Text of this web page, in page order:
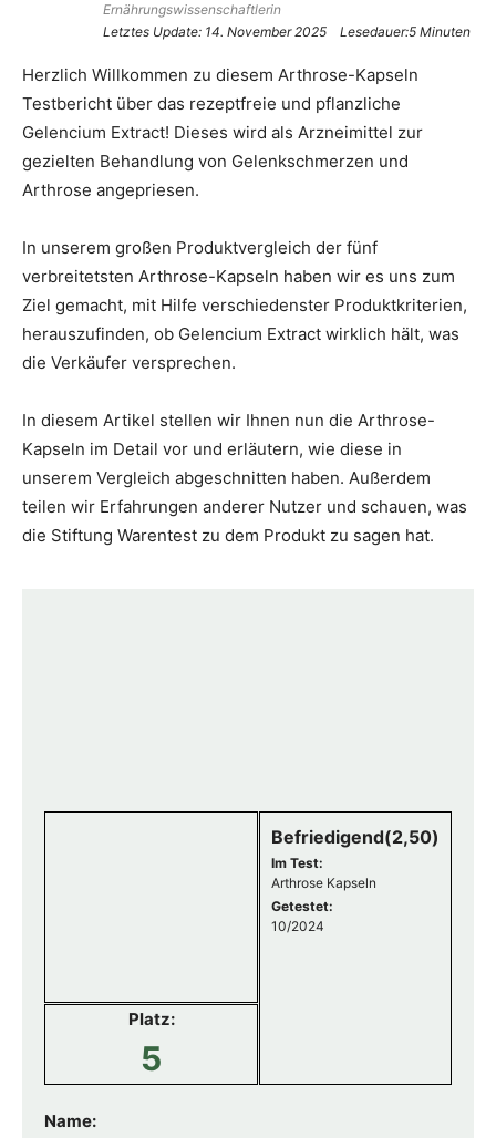
Ernährungswissenschaftlerin
Letztes Update: 14. November 2025 Lesedauer:5 Minuten
Herzlich Willkommen zu diesem Arthrose-Kapseln
Testbericht über das rezeptfreie und pflanzliche
Gelencium Extract! Dieses wird als Arzneimittel zur
gezielten Behandlung von Gelenkschmerzen und
Arthrose angepriesen.
In unserem großen Produktvergleich der fünf
verbreitetsten Arthrose-Kapseln haben wir es uns zum
Ziel gemacht, mit Hilfe verschiedenster Produktkriterien,
herauszufinden, ob Gelencium Extract wirklich hält, was
die Verkäufer versprechen.
In diesem Artikel stellen wir Ihnen nun die Arthrose-
Kapseln im Detail vor und erläutern, wie diese in
unserem Vergleich abgeschnitten haben. Außerdem
teilen wir Erfahrungen anderer Nutzer und schauen, was
die Stiftung Warentest zu dem Produkt zu sagen hat.
Platz:
5
Befriedigend(2,50)
Im Test:
Arthrose Kapseln
Getestet:
10/2024
Name: